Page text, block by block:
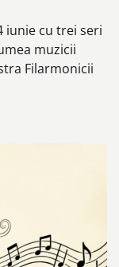
iunie cu trei seri
muzicii
Filarmonicii